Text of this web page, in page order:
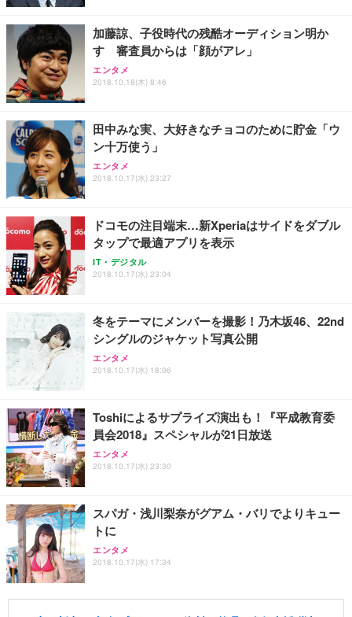
加藤諒、子役時代の残酷オーディション明か
す 審査員からは「顔がアレ」
エンタメ
2018.10.18(木) 8:46
田中みな実、大好きなチョコのために貯金「ウ
ン十万使う」
エンタメ
2018.10.17(水) 23:27
ドコモの注目端末…新Xperiaはサイドをダブル
タップで最適アプリを表示
IT・デジタル
2018.10.17(水) 23:04
冬をテーマにメンバーを撮影！乃木坂46、22nd
シングルのジャケット写真公開
エンタメ
2018.10.17(水) 18:06
Toshiによるサプライズ演出も！『平成教育委
員会2018』スペシャルが21日放送
エンタメ
2018.10.17(水) 23:30
スパガ・浅川梨奈がグアム・バリでよりキュー
トに
エンタメ
2018.10.17(水) 17:34